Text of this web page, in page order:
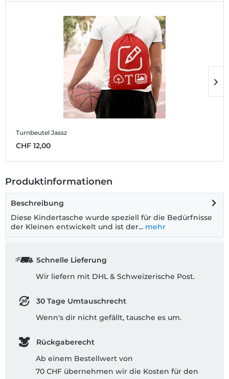
Turnbeutel Jassz
CHF 12,00
Produktinformationen
Beschreibung
Diese Kindertasche wurde speziell für die Bedürfnisse
der Kleinen entwickelt und ist der... mehr
Schnelle Lieferung
Wir liefern mit DHL & Schweizerische Post.
30 Tage Umtauschrecht
Wenn's dir nicht gefällt, tausche es um.
Rückgaberecht
Ab einem Bestellwert von
70 CHF übernehmen wir die Kosten für den